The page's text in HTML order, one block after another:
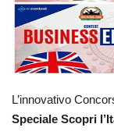
L’innovativo
Speciale Scopri